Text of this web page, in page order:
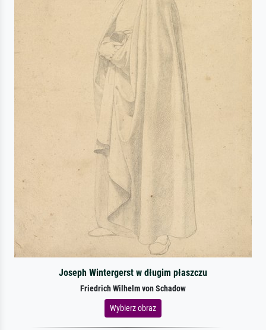
Joseph Wintergerst w długim płaszczu
Friedrich Wilhelm von Schadow
Wybierz obraz